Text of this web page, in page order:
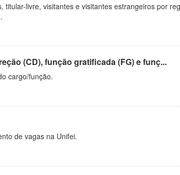
titular-livre, visitantes e visitantes estrangeiros por
(CD), função gratificada (FG) e funç...
cargo/função.
de vagas na Unifei.